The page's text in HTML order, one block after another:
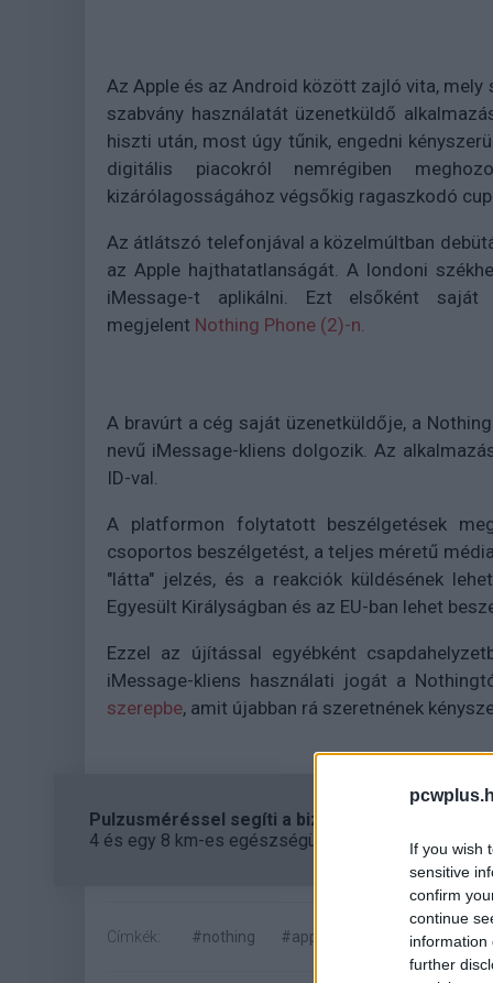
If you wish
sensitive
confirm
continue
information
further
Az Apple és az Android között zajló vita, mely
szabvány használatát üzenetküldő
hiszti után, most úgy tűnik, engedni
digitális piacokról nemrégiben
kizárólagosságához végsőkig ragaszkodó
Az átlátszó telefonjával a közelmúltban
az Apple hajthatatlanságát. A londoni
iMessage-t aplikálni. Ezt elsőként
megjelent Nothing Phone (2)-n.
A bravúrt a cég saját üzenetküldője, a
nevű iMessage-kliens dolgozik. Az
ID-val.
A platformon folytatott beszélgetések
csoportos beszélgetést, a teljes méretű
"látta" jelzés, és a reakciók küldésének
Egyesült Királyságban és az EU-ban lehet
Ezzel az újítással egyébként
iMessage-kliens használati jogát a
szerepbe, amit újabban rá szeretnének
Pulzusméréssel segíti a biztonságos mozgást
4 és egy 8 km-es egészségügyi tanösvény nyílt
Címkék: #nothing #apple #android